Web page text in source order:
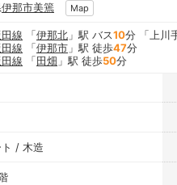
伊那市美篶 Map
田線 「伊那北 」駅 バス10分 「上川
田線 「伊那市 」駅 徒歩47分
田線 「田畑 」駅 徒歩50分
/ 木造